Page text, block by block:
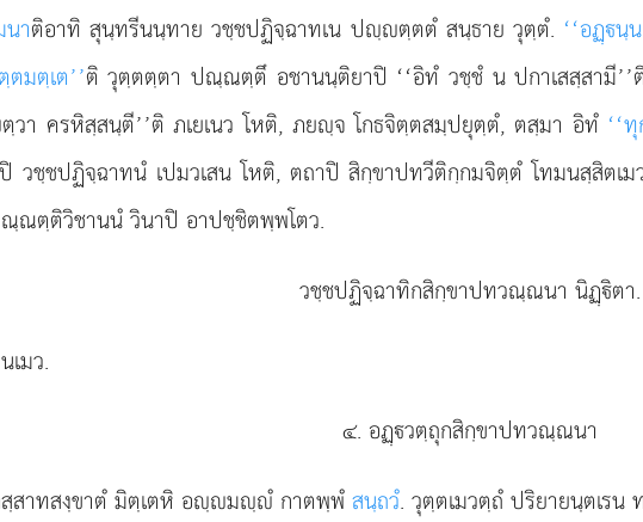
นาติอาทิ สุนฺทรีนนฺทาย วชฺชปฏิจฺฉาทเน ปฺตฺตตํ สนฺธาย วุตฺตํ. ‘‘อฏฺนฺ
มตฺเต’’ติ วุตฺตตฺตา ปณฺณตฺตึ อชานนฺติยาปิ ‘‘อิทํ วชฺชํ น ปกาเสสฺสามี
วา ครหิสฺสนฺตี’’ติ ภเยเนว โหติ, ภยฺจ โกธจิตฺตสมฺปยุตฺตํ, ตสฺมา อิทํ ‘‘
ชฺชปฏิจฺฉาทนํ เปมวเสน โหติ, ตถาปิ สิกฺขาปทวีติกฺกมจิตฺตํ โทมนสฺสิตเ
ณตฺติวิชานนํ วินาปิ อาปชฺชิตพฺพโตว.
วชฺชปฏิจฺฉาทิกสิกฺขาปทวณฺณนา นิฏฺิตา.
มว.
๔. อฏฺวตฺถุกสิกฺขาปทวณฺณนา
สฺสาทสงฺขาตํ มิตฺเตหิ อฺมฺํ กาตพฺพํสนฺถวํ. วุตฺตเมวตฺถํ ปริยายนฺตเรน